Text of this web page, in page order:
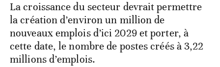
La croissance du secteur devrait permettre
la création d’environ un million de
nouveaux emplois d’ici 2029 et porter, à
cette date, le nombre de postes créés à 3,22
millions d’emplois.